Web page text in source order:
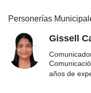
Personerías
Gissell
años de